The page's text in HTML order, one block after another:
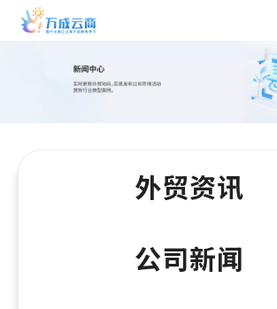
外贸资讯
公司新闻